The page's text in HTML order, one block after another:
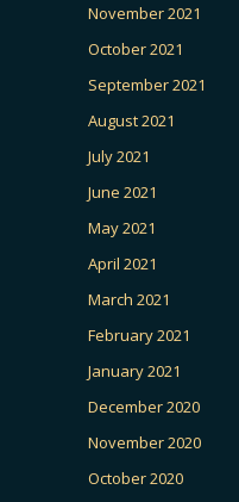
November 2021
October 2021
September 2021
August 2021
July 2021
June 2021
May 2021
April 2021
March 2021
February 2021
January 2021
December 2020
November 2020
October 2020